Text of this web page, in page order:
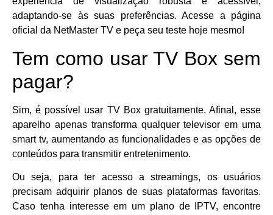
adaptando-se às suas preferências. Acesse a página
oficial da NetMaster TV e peça seu teste hoje mesmo!
Tem como usar TV Box sem
pagar?
Sim, é possível usar TV Box gratuitamente. Afinal, esse
aparelho apenas transforma qualquer televisor em uma
smart tv, aumentando as funcionalidades e as opções de
conteúdos para transmitir entretenimento.
Ou seja, para ter acesso a streamings, os usuários
precisam adquirir planos de suas plataformas favoritas.
Caso tenha interesse em um plano de IPTV, encontre